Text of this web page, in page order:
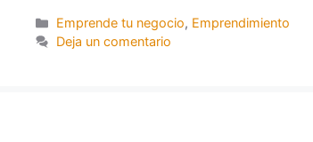
Emprende tu negocio, Emprendimiento
Deja un comentario